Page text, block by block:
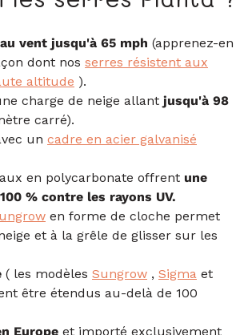
vent jusqu'à 65 mph (apprenez-en
dont nos serres résistent aux
altitude ).
charge de neige allant jusqu'à 98
carré).
un cadre en acier galvanisé
en polycarbonate offrent une
% contre les rayons UV.
en forme de cloche permet
et à la grêle de glisser sur les
( les modèles Sungrow , Sigma et
être étendus au-delà de 100
Europe et importé exclusivement